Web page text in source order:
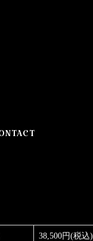
38,500円(税込)